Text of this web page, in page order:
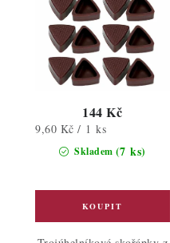
Skladem (7 ks)
144 Kč
Měrná
9,60 Kč / 1 ks